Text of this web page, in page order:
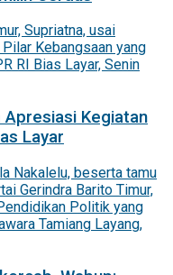
Apresiasi Kegiatan
Layar